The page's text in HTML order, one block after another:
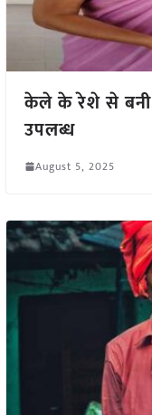
केले के रेशे से बनी
उपलब्ध
August 5, 2025